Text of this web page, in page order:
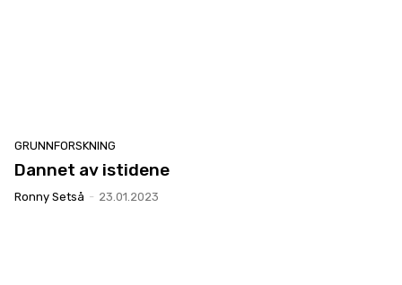
GRUNNFORSKNING
Dannet av istidene
Ronny Setså - 23.01.2023